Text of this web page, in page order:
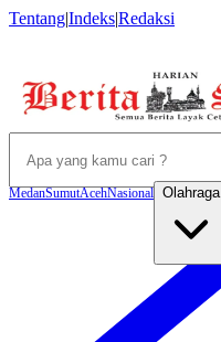
Tentang|Indeks|Redaksi
MedanSumutAcehNasional Olahraga